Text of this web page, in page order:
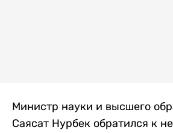
Министр науки и высшего
Саясат Нурбек обратился к